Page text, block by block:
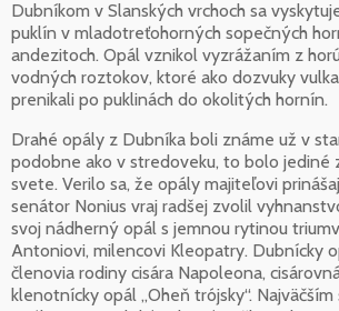
Dubníkom v Slanských vrchoch sa
puklín v mladotreťohorných sopečných
andezitoch. Opál vznikol vyzrážaním z
vodných roztokov, ktoré ako dozvuky
prenikali po puklinách do okolitých hornín.
Drahé opály z Dubníka boli známe už v
podobne ako v stredoveku, to bolo jediné
svete. Verilo sa, že opály majiteľovi
senátor Nonius vraj radšej zvolil
svoj nádherný opál s jemnou rytinou
Antoniovi, milencovi Kleopatry. Dubnícky
členovia rodiny cisára Napoleona,
klenotnícky opál „Oheň trójsky“.